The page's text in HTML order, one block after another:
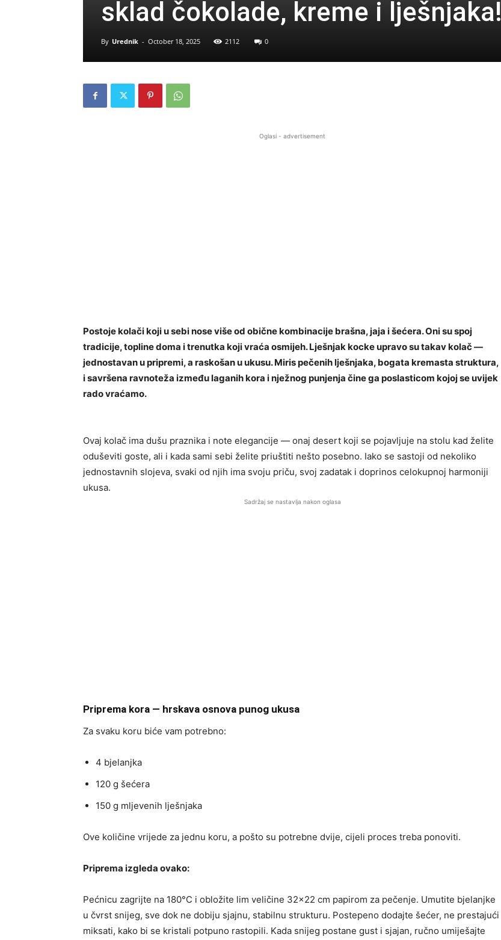
sklad čokolade, kreme i lješnjaka!
By Urednik - October 18, 2025 2112 0
Oglasi - advertisement
Postoje kolači koji u sebi nose više od obične kombinacije brašna, jaja i šećera. Oni su spoj
tradicije, topline doma i trenutka koji vraća osmijeh. Lješnjak kocke upravo su takav kolač —
jednostavan u pripremi, a raskošan u ukusu. Miris pečenih lješnjaka, bogata kremasta struktura,
i savršena ravnoteža između laganih kora i nježnog punjenja čine ga poslasticom kojoj se uvijek
rado vraćamo.
Ovaj kolač ima dušu praznika i note elegancije — onaj desert koji se pojavljuje na stolu kad želite
oduševiti goste, ali i kada sami sebi želite priuštiti nešto posebno. Iako se sastoji od nekoliko
jednostavnih slojeva, svaki od njih ima svoju priču, svoj zadatak i doprinos celokupnoj harmoniji
ukusa.
Sadržaj se nastavlja nakon oglasa
Priprema kora — hrskava osnova punog ukusa
Za svaku koru biće vam potrebno:
4 bjelanjka
120 g šećera
150 g mljevenih lješnjaka
Ove količine vrijede za jednu koru, a pošto su potrebne dvije, cijeli proces treba ponoviti.
Priprema izgleda ovako:
Pećnicu zagrijte na 180°C i obložite lim veličine 32×22 cm papirom za pečenje. Umutite bjelanjke
u čvrst snijeg, sve dok ne dobiju sjajnu, stabilnu strukturu. Postepeno dodajte šećer, ne prestajući
miksati, kako bi se kristali potpuno rastopili. Kada snijeg postane gust i sjajan, ručno umiješajte